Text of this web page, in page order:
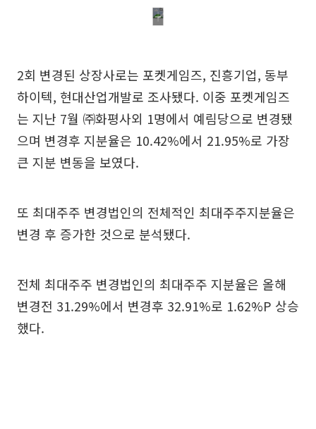
2회 변경된 상장사로는 포켓게임즈, 진흥기업, 동부
하이텍, 현대산업개발로 조사됐다. 이중 포켓게임즈
는 지난 7월 ㈜화평사외 1명에서 예림당으로 변경됐
으며 변경후 지분율은 10.42%에서 21.95%로 가장
큰 지분 변동을 보였다.
또 최대주주 변경법인의 전체적인 최대주주지분율은
변경 후 증가한 것으로 분석됐다.
전체 최대주주 변경법인의 최대주주 지분율은 올해
변경전 31.29%에서 변경후 32.91%로 1.62%P 상승
했다.